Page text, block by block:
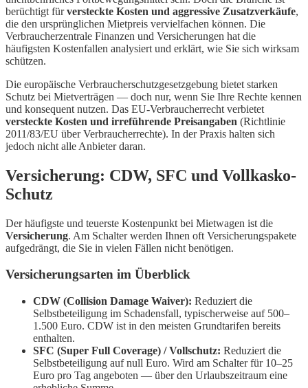
berüchtigt fürversteckte Kosten und aggressive Zusatzverkäufe,
die den ursprünglichen Mietpreis vervielfachen können. Die
Verbraucherzentrale Finanzen und Versicherungen hat die
häufigsten Kostenfallen analysiert und erklärt, wie Sie sich wirksam
schützen.
Die europäische Verbraucherschutzgesetzgebung bietet starken
Schutz bei Mietverträgen — doch nur, wenn Sie Ihre Rechte kennen
und konsequent nutzen. Das EU-Verbraucherrecht verbietet
versteckte Kosten und irreführende Preisangaben (Richtlinie
2011/83/EU über Verbraucherrechte). In der Praxis halten sich
jedoch nicht alle Anbieter daran.
Versicherung: CDW, SFC und Vollkasko-
Schutz
Der häufigste und teuerste Kostenpunkt bei Mietwagen ist die
Versicherung. Am Schalter werden Ihnen oft Versicherungspakete
aufgedrängt, die Sie in vielen Fällen nicht benötigen.
Versicherungsarten im Überblick
CDW (Collision Damage Waiver): Reduziert die
Selbstbeteiligung im Schadensfall, typischerweise auf 500–
1.500 Euro. CDW ist in den meisten Grundtarifen bereits
enthalten.
SFC (Super Full Coverage) / Vollschutz: Reduziert die
Selbstbeteiligung auf null Euro. Wird am Schalter für 10–25
Euro pro Tag angeboten — über den Urlaubszeitraum eine